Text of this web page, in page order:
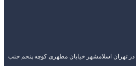
در تهران اسلامشهر خیابان مطهری کوچه پنجم جنب